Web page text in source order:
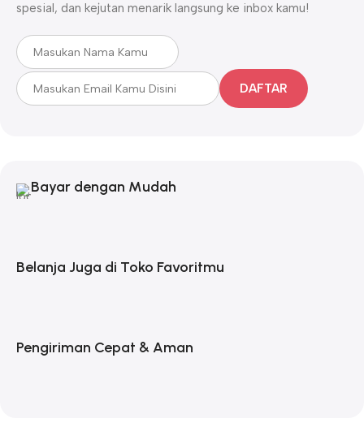
spesial, dan kejutan menarik langsung ke inbox kamu!
DAFTAR
Bayar dengan Mudah
Belanja Juga di Toko Favoritmu
Pengiriman Cepat & Aman